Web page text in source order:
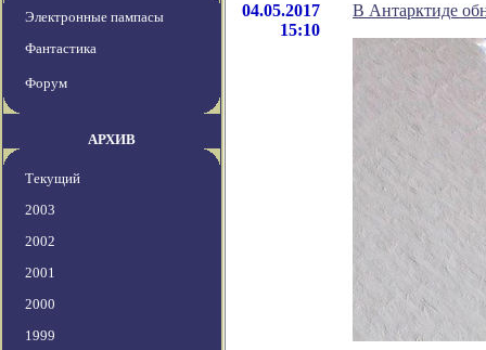
Электронные пампасы
Фантастика
Форум
АРХИВ
Текущий
2003
2002
2001
2000
1999
04.05.2017
15:10
В Антарктиде